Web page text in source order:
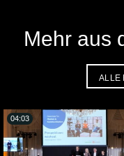
Mehr aus
04:03